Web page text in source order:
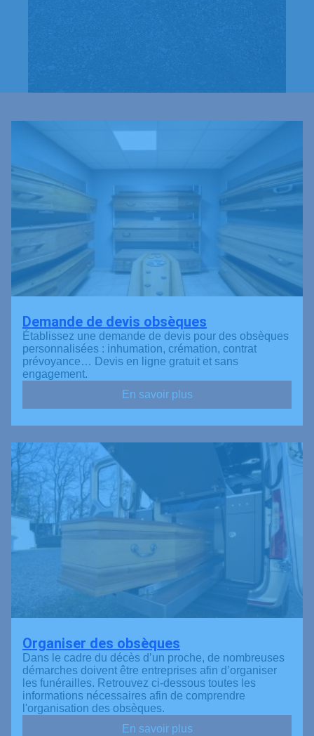
Demande de devis obsèques
Établissez une demande de devis pour des obsèques
personnalisées : inhumation, crémation, contrat
prévoyance… Devis en ligne gratuit et sans
engagement.
En savoir plus
Organiser des obsèques
Dans le cadre du décès d’un proche, de nombreuses
démarches doivent être entreprises afin d’organiser
les funérailles. Retrouvez ci-dessous toutes les
informations nécessaires afin de comprendre
l'organisation des obsèques.
En savoir plus